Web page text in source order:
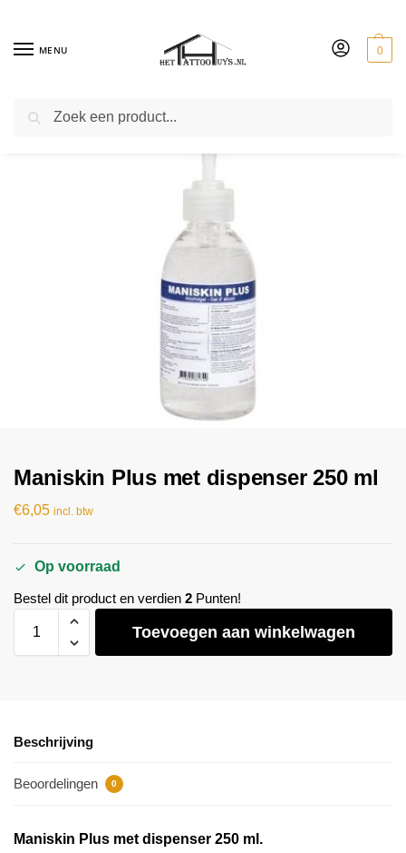
MENU 0
Maniskin Plus met dispenser 250 ml
€6,05 incl. btw
Op voorraad
Bestel dit product en verdien 2 Punten!
Toevoegen aan winkelwagen
Beschrijving
Beoordelingen 0
Maniskin Plus met dispenser 250 ml.